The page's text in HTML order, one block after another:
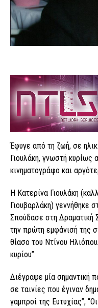
Έφυγε από τη ζωή, σε
Γιουλάκη, γνωστή κυρίως
κινηματογράφο και
Η Κατερίνα Γιουλάκη
Γιουβαρλάκη) γεννήθηκε
Σπούδασε στη Δραματική
την πρώτη εμφάνισή της
θίασο του Ντίνου
κυρίου”.
Διέγραψε μία σημαντική
σε ταινίες που έγιναν
γαμπροί της Ευτυχίας”,